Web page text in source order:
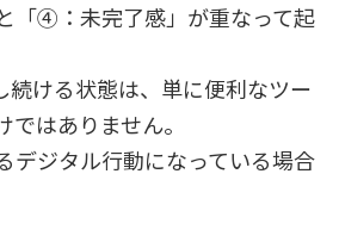
「④：未完了感」が重なって起
続ける状態は、単に便利なツー
はありません。
デジタル行動になっている場合